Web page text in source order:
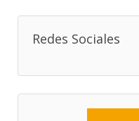
Redes Sociales